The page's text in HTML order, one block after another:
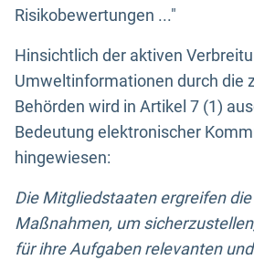
Risikobewertungen ..."
Hinsichtlich der aktiven
Umweltinformationen durch die
Behörden wird in Artikel 7 (1)
Bedeutung elektronischer
hingewiesen:
Die Mitgliedstaaten ergreifen
Maßnahmen, um
für ihre Aufgaben relevanten